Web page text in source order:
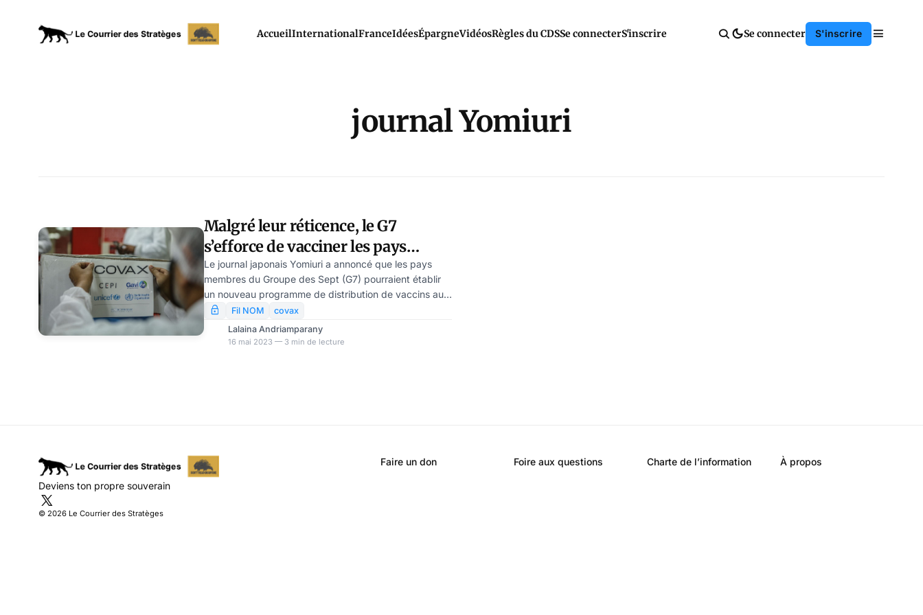
AccueilInternationalFranceIdéesÉpargneVidéosRègles du CDSSe connecterS'inscrire Se connecter S'inscrire
journal Yomiuri
Malgré leur réticence, le G7
s’efforce de vacciner les pays
pauvres
Le journal japonais Yomiuri a annoncé que les pays
membres du Groupe des Sept (G7) pourraient établir
un nouveau programme de distribution de vaccins aux
pays en développement. Il devrait permettre un accès
équitable aux traitements.
Fil NOM
covax
Lalaina Andriamparany
16 mai 2023 — 3 min de lecture
Deviens ton propre souverain
© 2026 Le Courrier des Stratèges
Faire un don Foire aux questions Charte de l’information À propos